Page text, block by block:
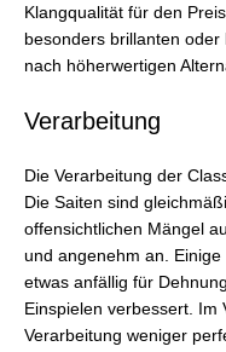
Klangqualität für den
besonders brillanten
nach höherwertigen
Verarbeitung
Die Verarbeitung der
Die Saiten sind
offensichtlichen Mängel
und angenehm an.
etwas anfällig für
Einspielen verbessert. Im
Verarbeitung weniger